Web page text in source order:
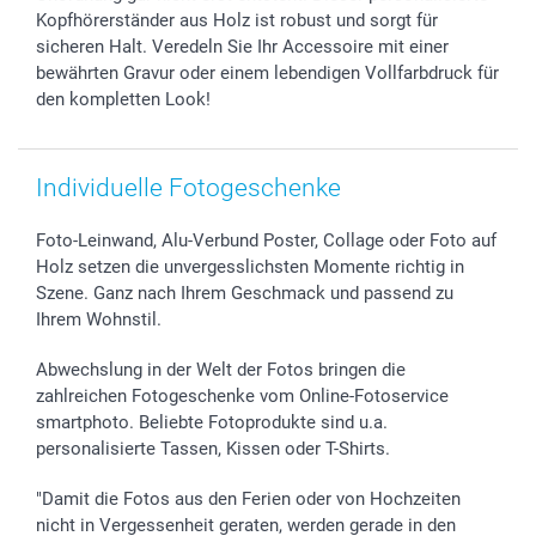
smartgarantie
smartbonus
Kopfhörerständer aus Holz ist robust und sorgt für
sicheren Halt. Veredeln Sie Ihr Accessoire mit einer
bewährten Gravur oder einem lebendigen Vollfarbdruck für
den kompletten Look!
Individuelle Fotogeschenke
Foto-Leinwand, Alu-Verbund Poster, Collage oder Foto auf
Holz setzen die unvergesslichsten Momente richtig in
Szene. Ganz nach Ihrem Geschmack und passend zu
Ihrem Wohnstil.
Abwechslung in der Welt der Fotos bringen die
zahlreichen Fotogeschenke vom Online-Fotoservice
smartphoto. Beliebte Fotoprodukte sind u.a.
personalisierte Tassen, Kissen oder T-Shirts.
"Damit die Fotos aus den Ferien oder von Hochzeiten
nicht in Vergessenheit geraten, werden gerade in den